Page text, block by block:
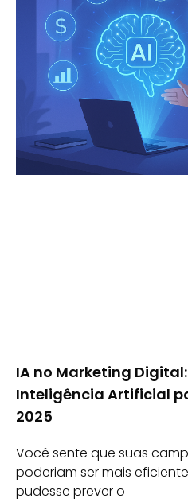
IA no Marketing
Inteligência Artificial
2025
Você sente que suas
poderiam ser mais
pudesse prever o